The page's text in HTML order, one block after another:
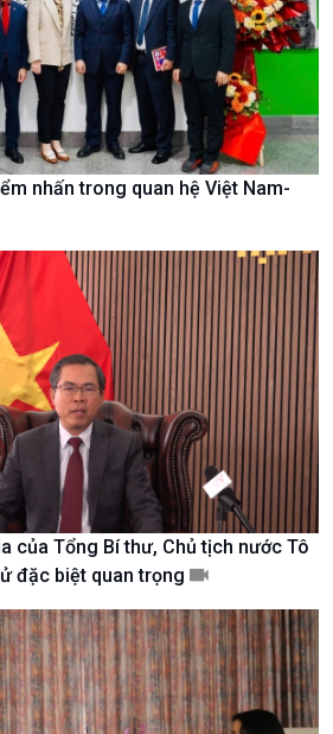
Thời sự
Thời sự 6h
Thời sự 12h
Thời sự 18h
Thời sự 21h30
Bản tin
Chuyên mục
Theo dòng Thời sự
nhấn trong quan hệ Việt Nam-
của Tổng Bí thư, Chủ tịch nước Tô
đặc biệt quan trọng